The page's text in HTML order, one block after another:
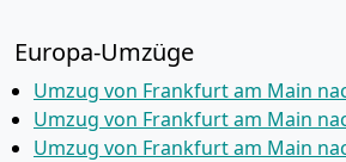
Europa-Umzüge
Umzug von Frankfurt am Main
Umzug von Frankfurt am Main
Umzug von Frankfurt am Main